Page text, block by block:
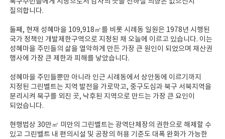
질의합니다.
둘째, 현재 성혜마을 109,918㎡를 비롯 시례동 일원은 1978년 시행된
국가 정책인 개발제한구역으로 지정된 채 오늘에 이르고 있습니다. 이는
성혜마을 주민들의 삶을 열악하게 만든 가장 큰 원인이 되었으며 재산권
행사에 가장 큰 제한과 피해를 낳았습니다.
성혜마을 주민들뿐만 아니라 인근 시례동에서 상안동에 이르기까지
지정된 그린벨트는 지역 발전을 가로막고, 중구도심과 북구 서북지역을
분리시켜 북구를 외진 곳, 낙후된 지역으로 만드는 가장 큰 요인이
되었습니다.
현행법상 30만㎡ 미만의 그린벨트는 광역단체장의 권한으로 해제할 수
있고 그린벨트 내 편의시설 및 공장의 허용 기준도 대폭 완화가 가능한